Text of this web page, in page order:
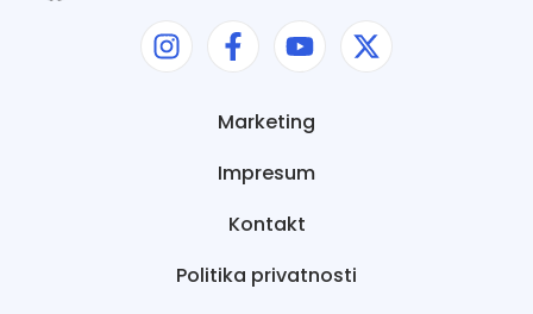
Marketing
Impresum
Kontakt
Politika privatnosti